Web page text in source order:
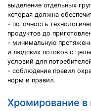
выделение отдельных
которая должна
- поточность
продуктов до
- минимальную
и людских потоков с
условий для
- соблюдение правил
норм и правил.
Хромирование